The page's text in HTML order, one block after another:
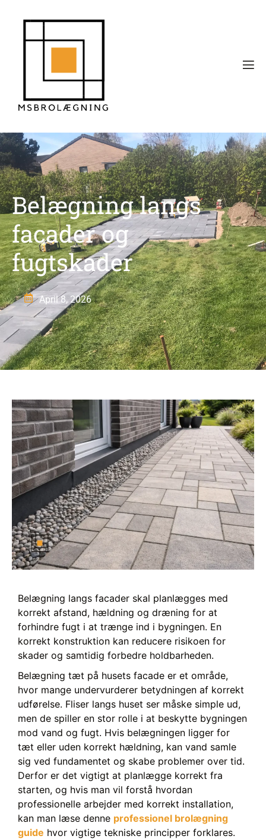
Belægning langs
facader og
fugtskader
April 8, 2026
Belægning langs facader skal planlægges med
korrekt afstand, hældning og dræning for at
forhindre fugt i at trænge ind i bygningen. En
korrekt konstruktion kan reducere risikoen for
skader og samtidig forbedre holdbarheden.
Belægning tæt på husets facade er et område,
hvor mange undervurderer betydningen af korrekt
udførelse. Fliser langs huset ser måske simple ud,
men de spiller en stor rolle i at beskytte bygningen
mod vand og fugt. Hvis belægningen ligger for
tæt eller uden korrekt hældning, kan vand samle
sig ved fundamentet og skabe problemer over tid.
Derfor er det vigtigt at planlægge korrekt fra
starten, og hvis man vil forstå hvordan
professionelle arbejder med korrekt installation,
kan man læse denne professionel brolægning
guide hvor vigtige tekniske principper forklares.